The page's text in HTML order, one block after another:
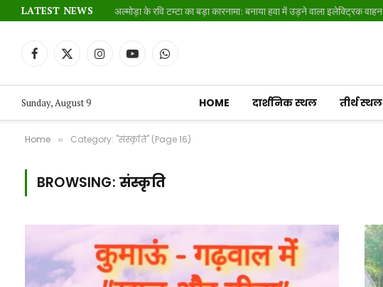
LATEST NEWS अल्मोड़ा के रवि टम्टा का बड़ा कारनामा: बनाया हवा में उड़ने वाला इलेक्ट्रिक वाहन
Facebook
X
InstagramYouTubeWhatsApp
Sunday, August 9 HOME दार्शनिक स्थल तीर्थ स्थल
Home » Category: "संस्कृति" (Page 16)
BROWSING: संस्कृति